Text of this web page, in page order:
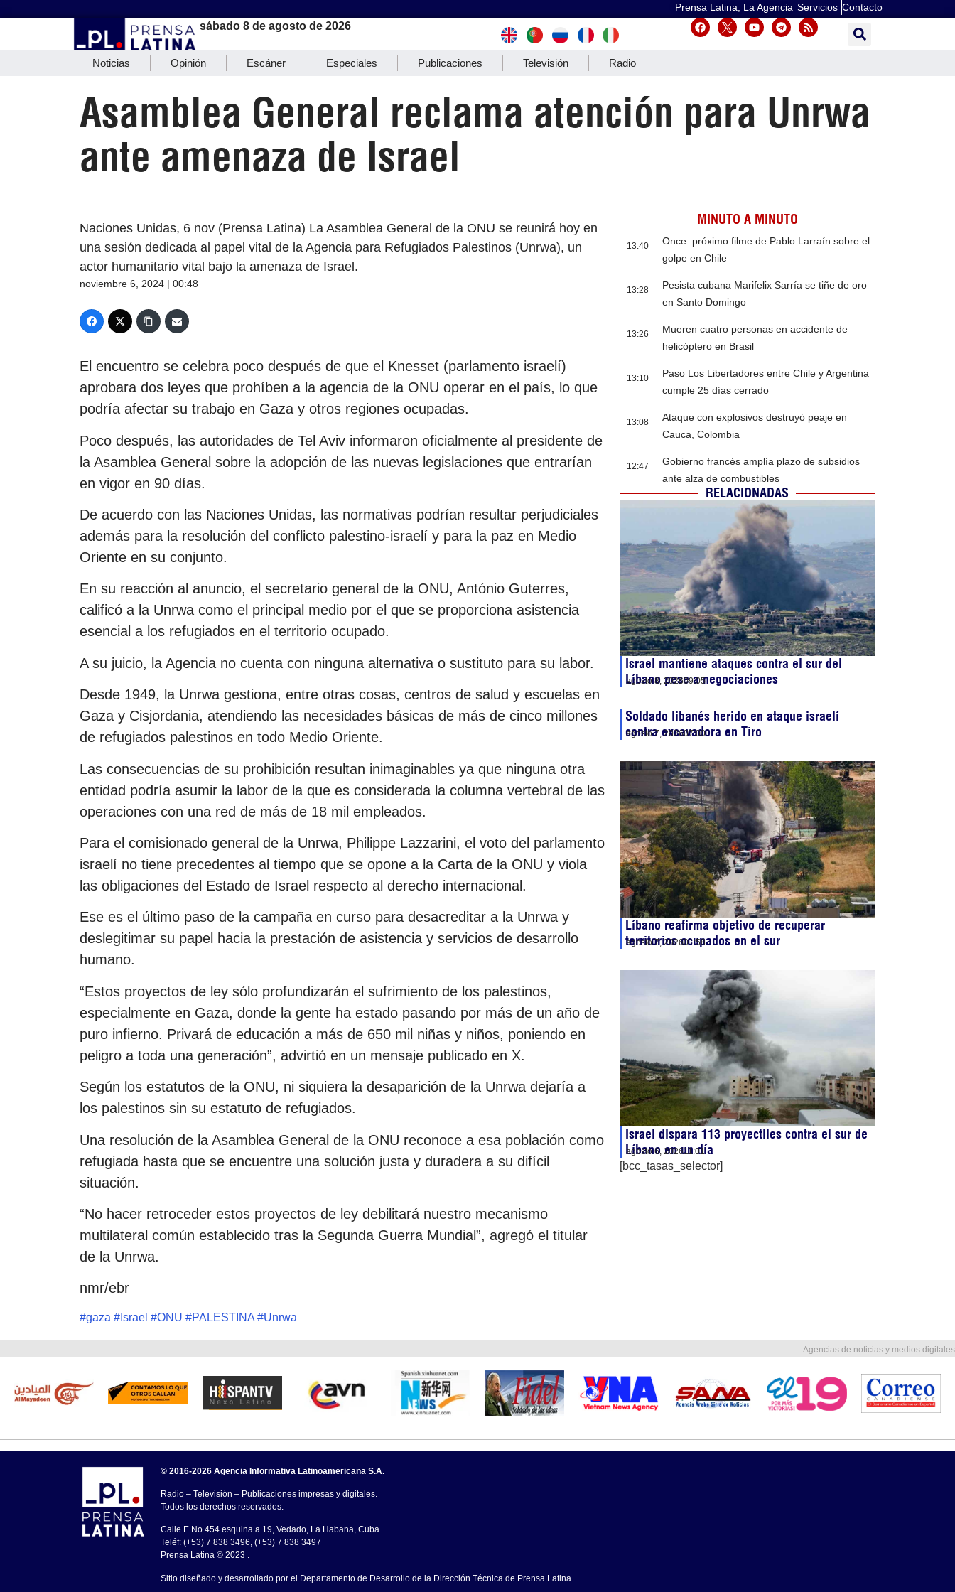
Prensa Latina, La Agencia Servicios Contacto
sábado 8 de agosto de 2026
Noticias Opinión Escáner Especiales Publicaciones Televisión Radio
Asamblea General reclama atención para Unrwa
ante amenaza de Israel
Naciones Unidas, 6 nov (Prensa Latina) La Asamblea General de la ONU se reunirá hoy en
una sesión dedicada al papel vital de la Agencia para Refugiados Palestinos (Unrwa), un
actor humanitario vital bajo la amenaza de Israel.
noviembre 6, 2024 | 00:48
El encuentro se celebra poco después de que el Knesset (parlamento israelí)
aprobara dos leyes que prohíben a la agencia de la ONU operar en el país, lo que
podría afectar su trabajo en Gaza y otros regiones ocupadas.
Poco después, las autoridades de Tel Aviv informaron oficialmente al presidente de
la Asamblea General sobre la adopción de las nuevas legislaciones que entrarían
en vigor en 90 días.
De acuerdo con las Naciones Unidas, las normativas podrían resultar perjudiciales
además para la resolución del conflicto palestino-israelí y para la paz en Medio
Oriente en su conjunto.
En su reacción al anuncio, el secretario general de la ONU, António Guterres,
calificó a la Unrwa como el principal medio por el que se proporciona asistencia
esencial a los refugiados en el territorio ocupado.
A su juicio, la Agencia no cuenta con ninguna alternativa o sustituto para su labor.
Desde 1949, la Unrwa gestiona, entre otras cosas, centros de salud y escuelas en
Gaza y Cisjordania, atendiendo las necesidades básicas de más de cinco millones
de refugiados palestinos en todo Medio Oriente.
Las consecuencias de su prohibición resultan inimaginables ya que ninguna otra
entidad podría asumir la labor de la que es considerada la columna vertebral de las
operaciones con una red de más de 18 mil empleados.
Para el comisionado general de la Unrwa, Philippe Lazzarini, el voto del parlamento
israelí no tiene precedentes al tiempo que se opone a la Carta de la ONU y viola
las obligaciones del Estado de Israel respecto al derecho internacional.
Ese es el último paso de la campaña en curso para desacreditar a la Unrwa y
deslegitimar su papel hacia la prestación de asistencia y servicios de desarrollo
humano.
“Estos proyectos de ley sólo profundizarán el sufrimiento de los palestinos,
especialmente en Gaza, donde la gente ha estado pasando por más de un año de
puro infierno. Privará de educación a más de 650 mil niñas y niños, poniendo en
peligro a toda una generación”, advirtió en un mensaje publicado en X.
Según los estatutos de la ONU, ni siquiera la desaparición de la Unrwa dejaría a
los palestinos sin su estatuto de refugiados.
Una resolución de la Asamblea General de la ONU reconoce a esa población como
refugiada hasta que se encuentre una solución justa y duradera a su difícil
situación.
“No hacer retroceder estos proyectos de ley debilitará nuestro mecanismo
multilateral común establecido tras la Segunda Guerra Mundial”, agregó el titular
de la Unrwa.
nmr/ebr
#gaza # Israel #ONU #PALESTINA #Unrwa
MINUTO A MINUTO
13:40
Once: próximo filme de Pablo Larraín sobre el
golpe en Chile
13:28
Pesista cubana Marifelix Sarría se tiñe de oro
en Santo Domingo
13:26
Mueren cuatro personas en accidente de
helicóptero en Brasil
13:10
Paso Los Libertadores entre Chile y Argentina
cumple 25 días cerrado
13:08
Ataque con explosivos destruyó peaje en
Cauca, Colombia
12:47
Gobierno francés amplía plazo de subsidios
ante alza de combustibles
RELACIONADAS
Israel mantiene ataques contra el sur del
Líbano pese a negociaciones
agosto 8, 202609:05
Soldado libanés herido en ataque israelí
contra excavadora en Tiro
agosto 7, 202607:00
Líbano reafirma objetivo de recuperar
territorios ocupados en el sur
agosto 7, 202601:58
Israel dispara 113 proyectiles contra el sur de
Líbano en un día
agosto 6, 202611:01
[bcc_tasas_selector]
Agencias de noticias y medios digitales
© 2016-2026 Agencia Informativa Latinoamericana S.A.
Radio – Televisión – Publicaciones impresas y digitales.
Todos los derechos reservados.
Calle E No.454 esquina a 19, Vedado, La Habana, Cuba.
Teléf: (+53) 7 838 3496, (+53) 7 838 3497
Prensa Latina © 2023 .
Sitio diseñado y desarrollado por el Departamento de Desarrollo de la Dirección Técnica de Prensa Latina.